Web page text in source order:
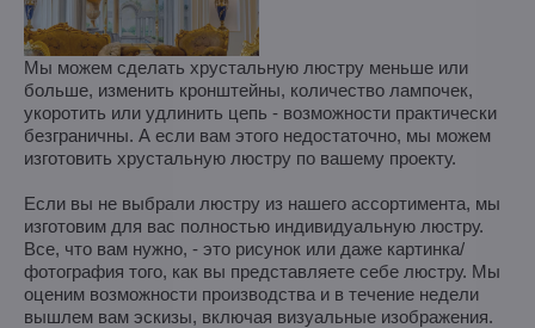
Мы можем сделать хрустальную люстру меньше или
больше, изменить кронштейны, количество лампочек,
укоротить или удлинить цепь - возможности практически
безграничны. А если вам этого недостаточно, мы можем
изготовить хрустальную люстру по вашему проекту.
Если вы не выбрали люстру из нашего ассортимента, мы
изготовим для вас полностью индивидуальную люстру.
Все, что вам нужно, - это рисунок или даже картинка/
фотография того, как вы представляете себе люстру. Мы
оценим возможности производства и в течение недели
вышлем вам эскизы, включая визуальные изображения.